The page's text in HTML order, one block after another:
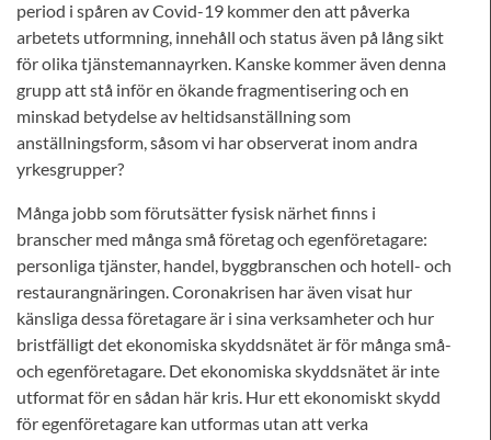
period i spåren av Covid-19 kommer den att påverka
arbetets utformning, innehåll och status även på lång sikt
för olika tjänstemannayrken. Kanske kommer även denna
grupp att stå inför en ökande fragmentisering och en
minskad betydelse av heltidsanställning som
anställningsform, såsom vi har observerat inom andra
yrkesgrupper?
Många jobb som förutsätter fysisk närhet finns i
branscher med många små företag och egenföretagare:
personliga tjänster, handel, byggbranschen och hotell- och
restaurangnäringen. Coronakrisen har även visat hur
känsliga dessa företagare är i sina verksamheter och hur
bristfälligt det ekonomiska skyddsnätet är för många små-
och egenföretagare. Det ekonomiska skyddsnätet är inte
utformat för en sådan här kris. Hur ett ekonomiskt skydd
för egenföretagare kan utformas utan att verka